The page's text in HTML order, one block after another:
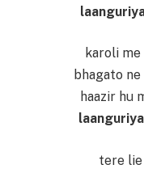
karoli me
bhagato ne
haazir hu
tere lie